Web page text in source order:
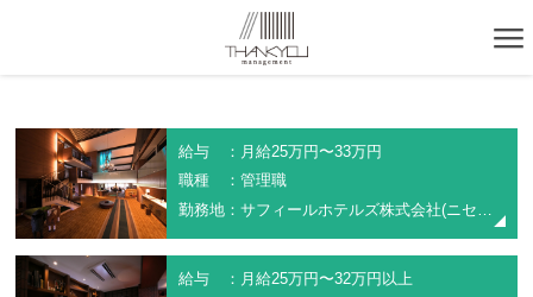
給与 ：月給25万円〜33万円
職種 ：管理職
給与 ：月給25万円〜32万円以上